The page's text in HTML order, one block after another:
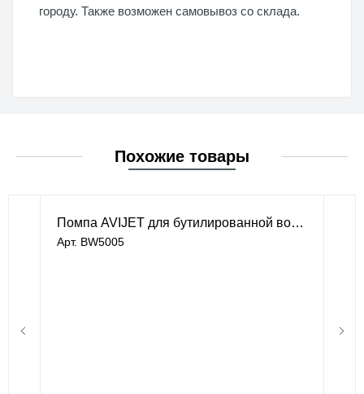
городу. Также возможен самовывоз со склада.
Похожие товары
Помпа AVIJET для бутилированной воды
Арт. BW5005